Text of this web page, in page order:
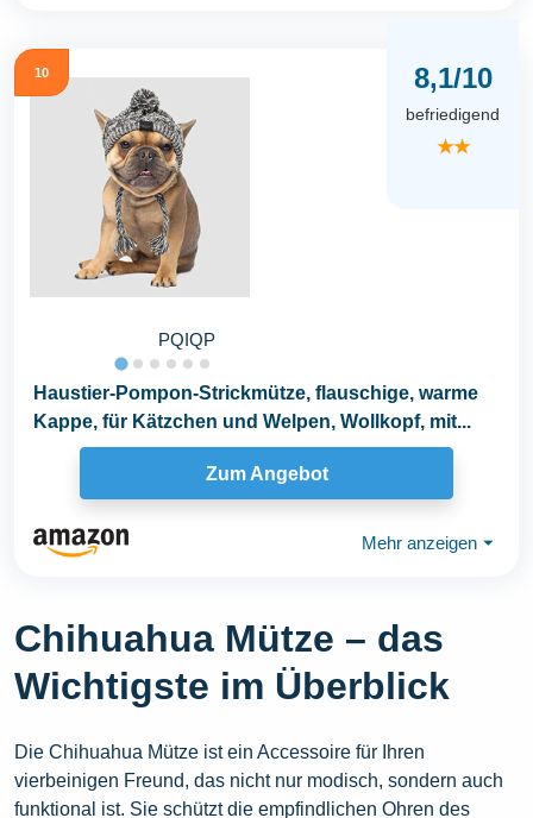
10
PQIQP
8,1/10
befriedigend
★★
Haustier-Pompon-Strickmütze, flauschige, warme
Kappe, für Kätzchen und Welpen, Wollkopf, mit...
Zum Angebot
Mehr anzeigen ⏷
Chihuahua Mütze – das
Wichtigste im Überblick
Die Chihuahua Mütze ist ein Accessoire für Ihren
vierbeinigen Freund, das nicht nur modisch, sondern auch
funktional ist. Sie schützt die empfindlichen Ohren des